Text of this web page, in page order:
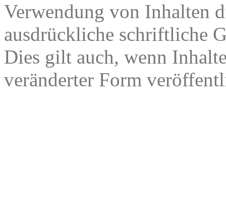
Verwendung von Inhalten
ausdrückliche schriftliche
Dies gilt auch, wenn
veränderter Form